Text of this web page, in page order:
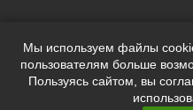
Мы используем файлы
пользователям больше
Пользуясь сайтом, вы